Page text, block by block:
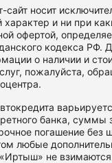
носит
и ни при
офертой,
кодекса РФ.
о наличии и
пожалуйста,
банка, суммы
погашение без
любые
не